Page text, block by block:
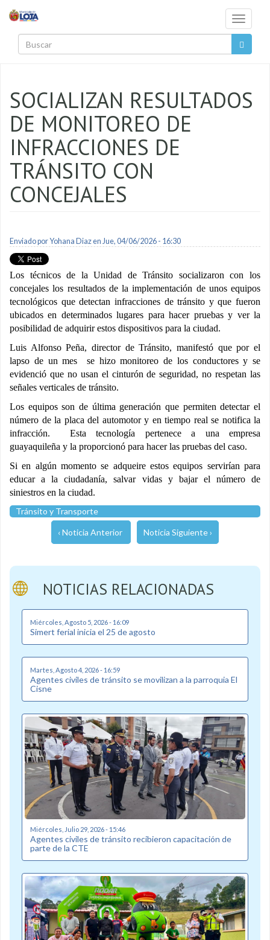
Toggle
SOCIALIZAN RESULTADOS
DE MONITOREO DE
INFRACCIONES DE
TRÁNSITO CON
CONCEJALES
Enviado porYohana Diazen Jue, 04/06/2026 - 16:30
Los técnicos de la Unidad de Tránsito socializaron con los
concejales los resultados de la implementación de unos equipos
tecnológicos que detectan infracciones de tránsito y que fueron
ubicados en determinados lugares para hacer pruebas y ver la
posibilidad de adquirir estos dispositivos para la ciudad.
Luis Alfonso Peña, director de Tránsito, manifestó que por el
lapso de un mes se hizo monitoreo de los conductores y se
evidenció que no usan el cinturón de seguridad, no respetan las
señales verticales de tránsito.
Los equipos son de última generación que permiten detectar el
número de la placa del automotor y en tiempo real se notifica la
infracción. Esta tecnología pertenece a una empresa
guayaquileña y la proporcionó para hacer las pruebas del caso.
Si en algún momento se adqueire estos equipos servirían para
educar a la ciudadanía, salvar vidas y bajar el número de
siniestros en la ciudad.
Tránsito y Transporte
‹ Noticia Anterior Noticia Siguiente ›
NOTICIAS RELACIONADAS
Miércoles, Agosto 5, 2026 - 16:09
Simert ferial inicia el 25 de agosto
Martes, Agosto 4, 2026 - 16:59
Agentes civiles de tránsito se movilizan a la parroquia El
Cisne
Miércoles, Julio 29, 2026 - 15:46
Agentes civiles de tránsito recibieron capacitación de
parte de la CTE